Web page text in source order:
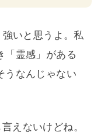
強いと思うよ。私
「霊感」がある
うなんじゃない
えないけどね。